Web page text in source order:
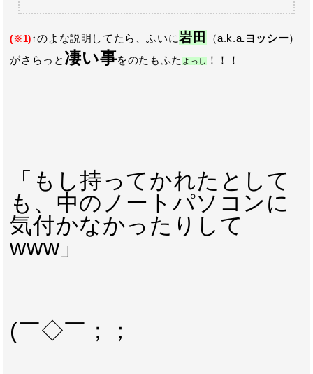
(※1) ↑のよな説明してたら、ふいに岩田 （a.k.a.ヨッシー）
がさらっと 凄い事をのたもふた よっし ！！！
「もし持ってかれたとして
も、中のノートパソコンに
気付かなかったりして
www」
(￣◇￣；；